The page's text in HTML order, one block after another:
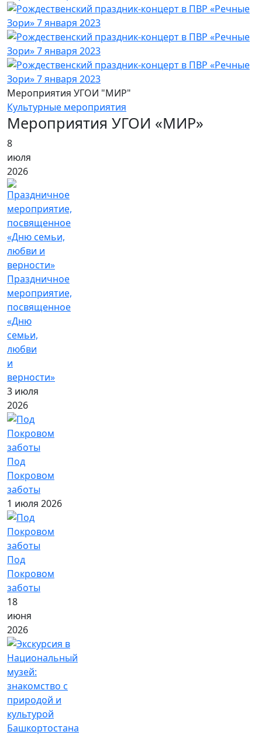
Мероприятия УГОИ "МИР"
Культурные мероприятия
Мероприятия УГОИ «МИР»
8
июля
2026
Праздничное
мероприятие,
посвященное
«Дню
семьи,
любви
и
верности»
3 июля
2026
Под
Покровом
заботы
1 июля 2026
Под
Покровом
заботы
18
июня
2026